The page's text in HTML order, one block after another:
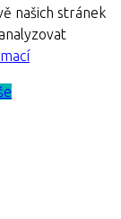
našich stránek